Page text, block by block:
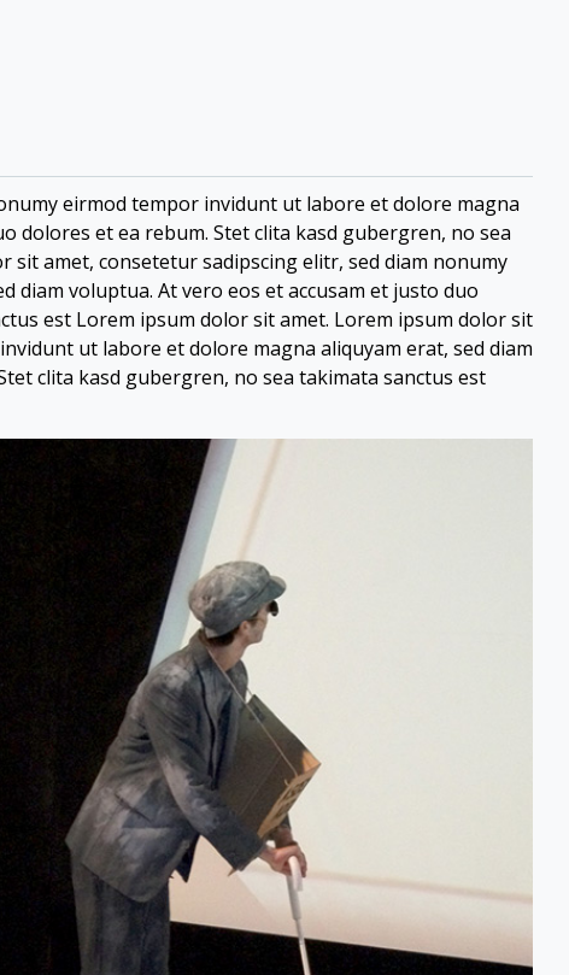
eirmod tempor invidunt ut labore et dolore magna
dolores et ea rebum. Stet clita kasd gubergren, no sea
amet, consetetur sadipscing elitr, sed diam nonumy
voluptua. At vero eos et accusam et justo duo
est Lorem ipsum dolor sit amet. Lorem ipsum dolor sit
ut labore et dolore magna aliquyam erat, sed diam
clita kasd gubergren, no sea takimata sanctus est